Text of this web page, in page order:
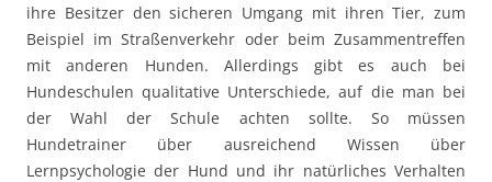
ihre Besitzer den sicheren Umgang mit ihren Tier, zum
Beispiel im Straßenverkehr oder beim Zusammentreffen
mit anderen Hunden. Allerdings gibt es auch bei
Hundeschulen qualitative Unterschiede, auf die man bei
der Wahl der Schule achten sollte. So müssen
Hundetrainer über ausreichend Wissen über
Lernpsychologie der Hund und ihr natürliches Verhalten